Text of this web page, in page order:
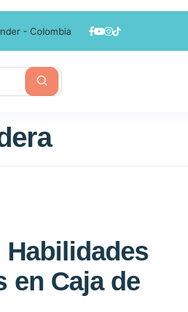
- Colombia
Habilidades
en Caja de